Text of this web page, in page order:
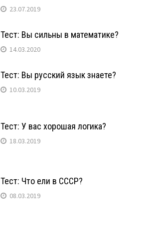
23.07.2019
Тест: Вы сильны в математике?
14.03.2020
Тест: Вы русский язык знаете?
10.03.2019
Тест: У вас хорошая логика?
18.03.2019
Тест: Что ели в СССР?
08.03.2019